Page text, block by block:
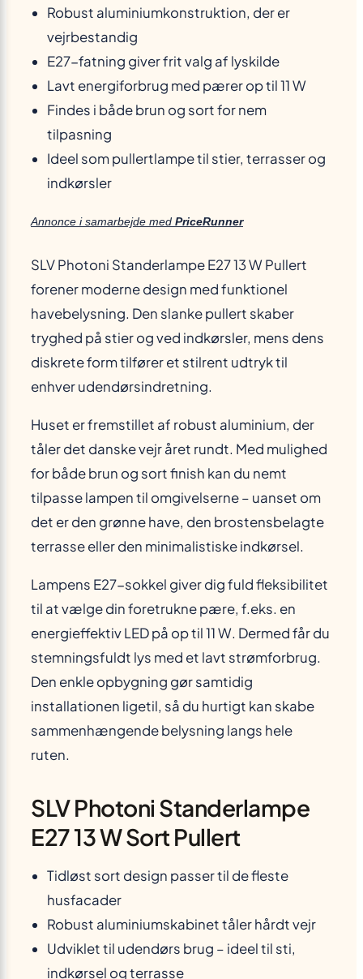
Robust aluminiumkonstruktion, der er
vejrbestandig
E27-fatning giver frit valg af lyskilde
Lavt energiforbrug med pærer op til 11 W
Findes i både brun og sort for nem
tilpasning
Ideel som pullertlampe til stier, terrasser og
indkørsler
Annonce i samarbejde med PriceRunner
SLV Photoni Standerlampe E27 13 W Pullert
forener moderne design med funktionel
havebelysning. Den slanke pullert skaber
tryghed på stier og ved indkørsler, mens dens
diskrete form tilfører et stilrent udtryk til
enhver udendørs­indretning.
Huset er fremstillet af robust aluminium, der
tåler det danske vejr året rundt. Med mulighed
for både brun og sort finish kan du nemt
tilpasse lampen til omgivelserne – uanset om
det er den grønne have, den brostensbelagte
terrasse eller den minimalistiske indkørsel.
Lampens E27-sokkel giver dig fuld fleksibilitet
til at vælge din foretrukne pære, f.eks. en
energieffektiv LED på op til 11 W. Dermed får du
stemningsfuldt lys med et lavt strømforbrug.
Den enkle opbygning gør samtidig
installationen ligetil, så du hurtigt kan skabe
sammenhængende belysning langs hele
ruten.
SLV Photoni Standerlampe
E27 13 W Sort Pullert
Tidløst sort design passer til de fleste
husfacader
Robust aluminiumskabinet tåler hårdt vejr
Udviklet til udendørs brug – ideel til sti,
indkørsel og terrasse